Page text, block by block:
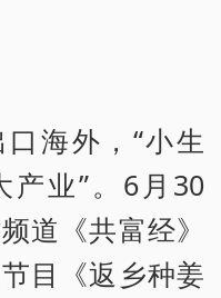
海外，“小生
产业”。6月30
道《共富经》
目《返乡种姜